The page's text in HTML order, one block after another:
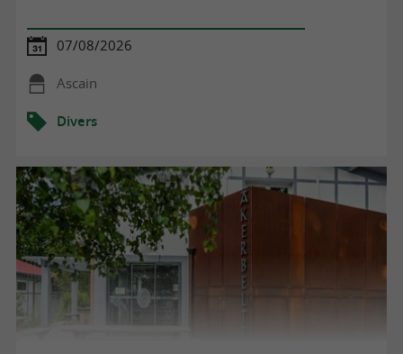
07/08/2026
Ascain
Divers